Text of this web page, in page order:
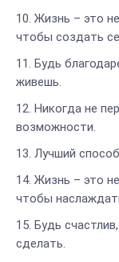
Жизнь – это
чтобы создать
Будь
живешь.
Никогда не
возможности.
Лучший
Жизнь – это
чтобы
Будь
сделать.